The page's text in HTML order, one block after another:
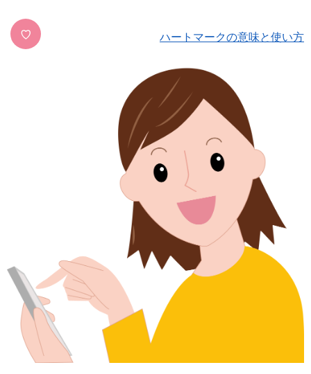
♡ ハートマークの意味と使い方